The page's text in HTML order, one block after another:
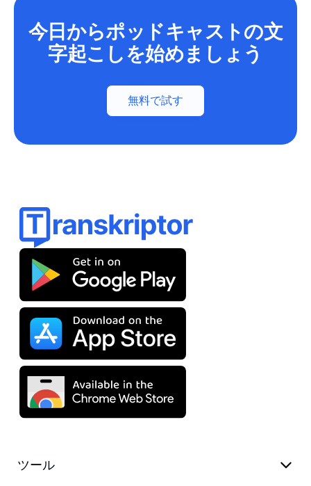
今日からポッドキャストの文
字起こしを始めましょう
無料で試す
ツール